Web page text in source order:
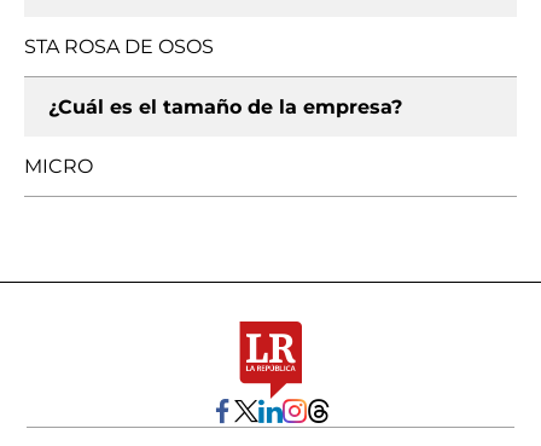
STA ROSA DE OSOS
¿Cuál es el tamaño de la empresa?
MICRO